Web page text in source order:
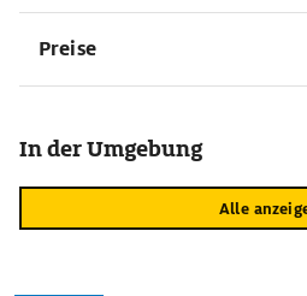
Preise
In der Umgebung
Alle